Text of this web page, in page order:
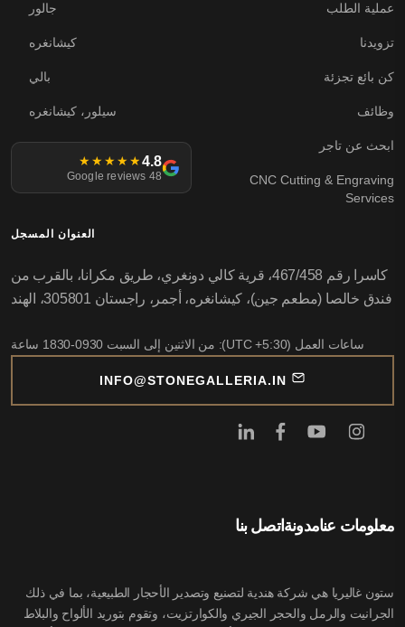
عملية الطلب
تزويدنا
كن بائع تجزئة
وظائف
ابحث عن تاجر
CNC Cutting & Engraving
Services
جالور
كيشانغره
بالي
سيلور، كيشانغره
4.8
★★★★★
48 Google reviews
معلومات عنامدونة اتصل بنا
ستون غاليريا هي شركة هندية لتصنيع وتصدير الأحجار الطبيعية، بما في ذلك
الجرانيت والرمل والحجر الجيري والكوارتزيت، وتقوم بتوريد الألواح والبلاط
العنوان المسجل
كاسرا رقم 467/458، قرية كالي دونغري، طريق مكرانا، بالقرب من
فندق خالصا (مطعم جين)، كيشانغره، أجمر، راجستان 305801، الهند
ساعات العمل (UTC +5:30): من الاثنين إلى السبت 0930-1830 ساعة
INFO@STONEGALLERIA.IN